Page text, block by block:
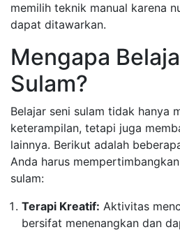
memilih teknik manual karena
dapat ditawarkan.
Mengapa
Sulam?
Belajar seni sulam tidak hanya
keterampilan, tetapi juga
lainnya. Berikut adalah
Anda harus
sulam:
Terapi Kreatif: Aktivitas
bersifat menenangkan dan